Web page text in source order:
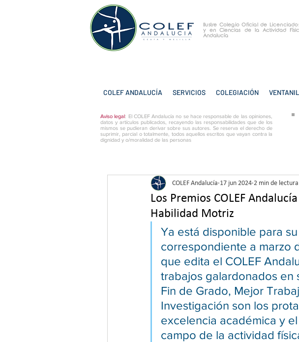
Ilustre Colegio Oficial de
y en Ciencias de la Actividad
Andalucía
COLEF ANDALUCÍA SERVICIOS COLEGIACIÓN
Aviso legal: El COLEF Andalucía no se hace responsable de las opiniones,
datos y artículos publicados, recayendo las responsabilidades que de los
mismos se pudieran derivar sobre sus autores. Se reserva el derecho de
suprimir, parcial o totalmente, todos aquellos escritos que vayan contra la
dignidad y o/moralidad de las personas
Los Premios COLEF
Habilidad Motriz
COLEF Andalucía 17 jun 2024 2 min de lectura
Ya está disponible para
correspondiente a marzo
que edita el COLEF
trabajos galardonados en
Fin de Grado, Mejor
Investigación son los
excelencia académica y
campo de la actividad